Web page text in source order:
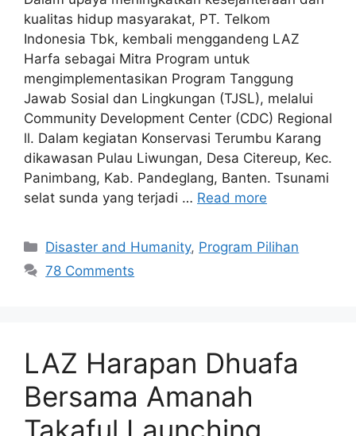
kualitas hidup masyarakat, PT. Telkom
Indonesia Tbk, kembali menggandeng LAZ
Harfa sebagai Mitra Program untuk
mengimplementasikan Program Tanggung
Jawab Sosial dan Lingkungan (TJSL), melalui
Community Development Center (CDC) Regional
ll. Dalam kegiatan Konservasi Terumbu Karang
dikawasan Pulau Liwungan, Desa Citereup, Kec.
Panimbang, Kab. Pandeglang, Banten. Tsunami
selat sunda yang terjadi … Read more
Disaster and Humanity, Program Pilihan
78 Comments
LAZ Harapan Dhuafa
Bersama Amanah
Takaful Launching